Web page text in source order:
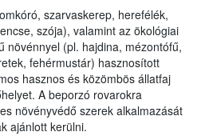
szarvaskerep, herefélék,
szója), valamint az ökológiai
növénnyel (pl. hajdina, mézontófű,
fehérmustár) hasznosított
hasznos és közömbös állatfaj
A beporzó rovarokra
növényvédő szerek alkalmazását
ajánlott kerülni.